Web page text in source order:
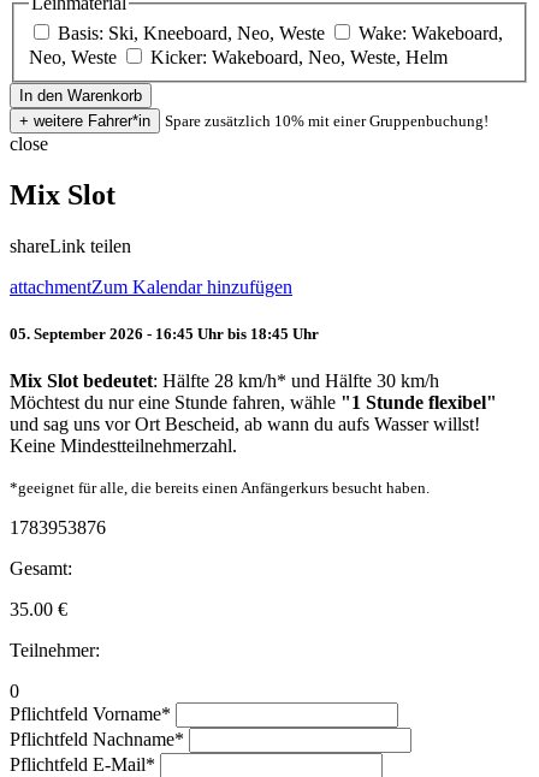
Basis: Ski, Kneeboard, Neo, Weste
Wake: Wakeboard,
Neo, Weste
Kicker: Wakeboard, Neo, Weste, Helm
Spare zusätzlich 10% mit einer Gruppenbuchung!
close
Mix Slot
shareLink teilen
attachmentZum Kalendar hinzufügen
05. September 2026 - 16:45 Uhr bis 18:45 Uhr
Mix Slot bedeutet: Hälfte 28 km/h* und Hälfte 30 km/h
Möchtest du nur eine Stunde fahren, wähle "1 Stunde flexibel"
und sag uns vor Ort Bescheid, ab wann du aufs Wasser willst!
Keine Mindestteilnehmerzahl.
*geeignet für alle, die bereits einen Anfängerkurs besucht haben.
1783953876
Gesamt:
35.00 €
Teilnehmer:
0
Pflichtfeld Vorname*
Pflichtfeld Nachname*
Pflichtfeld E-Mail*